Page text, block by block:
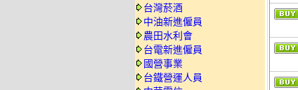
台灣菸酒
中油新進僱員
農田水利會
台電新進僱員
國營事業
台鐵營運人員